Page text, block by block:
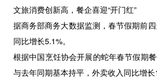
文旅消费创新高，餐企喜迎“开门红”
据商务部商务大数据监测，春节假期前
同比增长5.1%。
根据中国烹饪协会开展的蛇年春节假期
与去年同期基本持平，外卖收入同比增长